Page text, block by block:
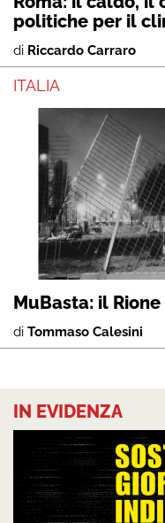
politiche per il
di Riccardo Carraro
ITALIA
MuBasta: il
di Tommaso Calesini
IN EVIDENZA